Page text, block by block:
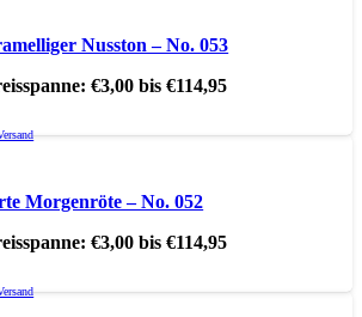
Nusston – No. 053
€3,00 bis €114,95
Morgenröte – No. 052
€3,00 bis €114,95